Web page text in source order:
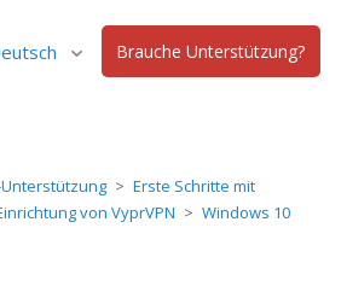
Brauche Unterstützung?
Unterstützung
Erste Schritte mit
von VyprVPN Windows 10